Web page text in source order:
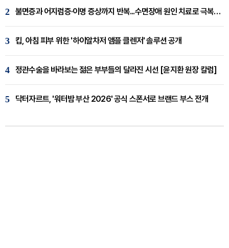
2 불면증과 어지럼증·이명 증상까지 반복...수면장애 원인 치료로 극복해야
3 킵, 아침 피부 위한 '하이알차저 앰플 클렌저' 솔루션 공개
4 정관수술을 바라보는 젊은 부부들의 달라진 시선 [윤지환 원장 칼럼]
5 닥터자르트, '워터밤 부산 2026' 공식 스폰서로 브랜드 부스 전개